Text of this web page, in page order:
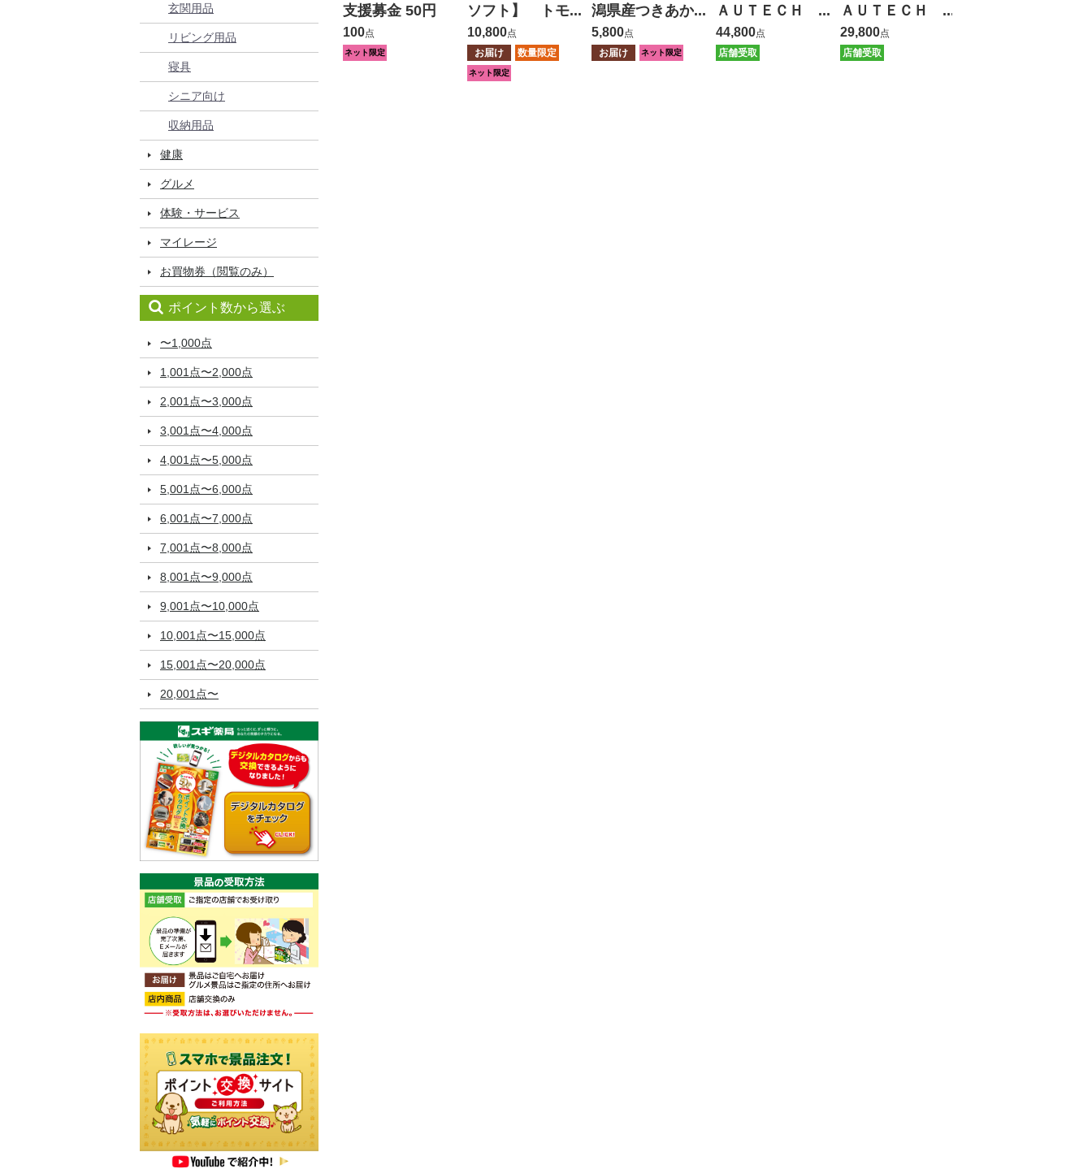
玄関用品
リビング用品
寝具
シニア向け
収納用品
健康
グルメ
体験・サービス
マイレージ
お買物券（閲覧のみ）
ポイント数から選ぶ
〜1,000点
1,001点〜2,000点
2,001点〜3,000点
3,001点〜4,000点
4,001点〜5,000点
5,001点〜6,000点
6,001点〜7,000点
7,001点〜8,000点
8,001点〜9,000点
9,001点〜10,000点
10,001点〜15,000点
15,001点〜20,000点
20,001点〜
支援募金 50円
100点
ネット限定
ソフト】 トモ
ダチコレクショ
ン わくわく生
活
10,800点
お届け
数量限定
ネット限定
潟県産つきあか
り ５ｋｇ
5,800点
お届け
ネット限定
ＡＵＴＥＣＨ
ＤＲＹＥＲ Ｓ
ＭＡＲＴ Ｗ
44,800点
店舗受取
ＡＵＴＥＣＨ
ＳＴＲＡＩＧＨ
Ｔ ＩＲＯＮ
29,800点
店舗受取